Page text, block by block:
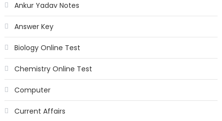
Ankur Yadav Notes
Answer Key
Biology Online Test
Chemistry Online Test
Computer
Current Affairs